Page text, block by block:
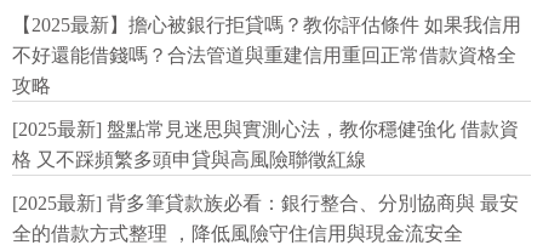
【2025最新】擔心被銀行拒貸嗎？教你評估條件 如果我信用
不好還能借錢嗎？合法管道與重建信用重回正常借款資格全
攻略
[2025最新] 盤點常見迷思與實測心法，教你穩健強化 借款資
格 又不踩頻繁多頭申貸與高風險聯徵紅線
[2025最新] 背多筆貸款族必看：銀行整合、分別協商與 最安
全的借款方式整理 ，降低風險守住信用與現金流安全